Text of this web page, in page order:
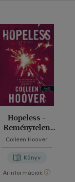
Hopeless -
Reménytelen
1.)
Colleen Hoover
Könyv
Árinformációk